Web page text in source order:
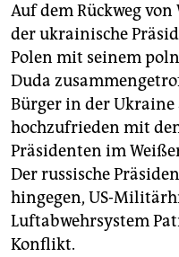
Auf dem Rückweg
der ukrainische
Polen mit seinem
Duda
Bürger in der
hochzufrieden mit
Präsidenten im
Der russische
hingegen, US-
Luftabwehrsystem
Konflikt.